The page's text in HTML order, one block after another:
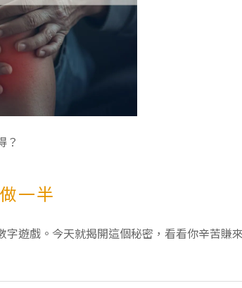
？
一半
遊戲。今天就揭開這個秘密，看看你辛苦賺